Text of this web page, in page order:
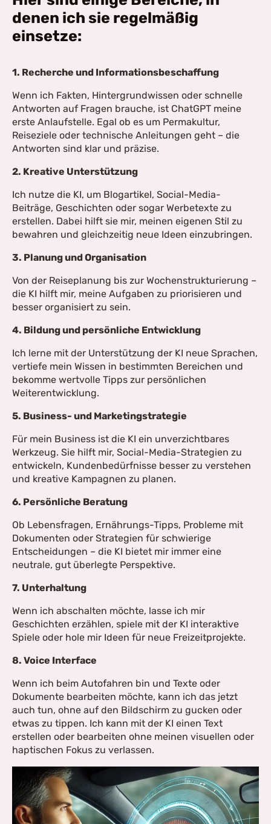
denen ich sie regelmäßig
einsetze:
1. Recherche und Informationsbeschaffung
Wenn ich Fakten, Hintergrundwissen oder schnelle
Antworten auf Fragen brauche, ist ChatGPT meine
erste Anlaufstelle. Egal ob es um Permakultur,
Reiseziele oder technische Anleitungen geht – die
Antworten sind klar und präzise.
2. Kreative Unterstützung
Ich nutze die KI, um Blogartikel, Social-Media-
Beiträge, Geschichten oder sogar Werbetexte zu
erstellen. Dabei hilft sie mir, meinen eigenen Stil zu
bewahren und gleichzeitig neue Ideen einzubringen.
3. Planung und Organisation
Von der Reiseplanung bis zur Wochenstrukturierung –
die KI hilft mir, meine Aufgaben zu priorisieren und
besser organisiert zu sein.
4. Bildung und persönliche Entwicklung
Ich lerne mit der Unterstützung der KI neue Sprachen,
vertiefe mein Wissen in bestimmten Bereichen und
bekomme wertvolle Tipps zur persönlichen
Weiterentwicklung.
5. Business- und Marketingstrategie
Für mein Business ist die KI ein unverzichtbares
Werkzeug. Sie hilft mir, Social-Media-Strategien zu
entwickeln, Kundenbedürfnisse besser zu verstehen
und kreative Kampagnen zu planen.
6. Persönliche Beratung
Ob Lebensfragen, Ernährungs-Tipps, Probleme mit
Dokumenten oder Strategien für schwierige
Entscheidungen – die KI bietet mir immer eine
neutrale, gut überlegte Perspektive.
7. Unterhaltung
Wenn ich abschalten möchte, lasse ich mir
Geschichten erzählen, spiele mit der KI interaktive
Spiele oder hole mir Ideen für neue Freizeitprojekte.
8. Voice Interface
Wenn ich beim Autofahren bin und Texte oder
Dokumente bearbeiten möchte, kann ich das jetzt
auch tun, ohne auf den Bildschirm zu gucken oder
etwas zu tippen. Ich kann mit der KI einen Text
erstellen oder bearbeiten ohne meinen visuellen oder
haptischen Fokus zu verlassen.